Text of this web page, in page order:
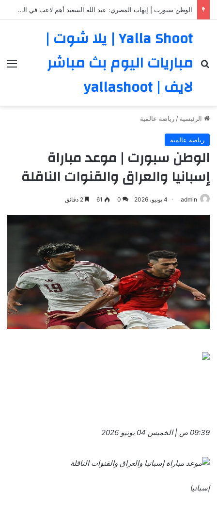
الوطن سبورت | إيهاب المصري: عبد الله السعيد أهم لاعب في الزمالك.. ورحيله سيكون أزمة كبيرة
Yalla Shoot | يلا شوت |
مباريات اليوم بث مباشر
لايف | yallashoot
بحث عن
الرئيسية / رياضة عالمية
رياضة عالمية
الوطن سبورت | موعد مباراة
إسبانيا والعراق والقنوات الناقلة
admin 4 يونيو، 2026 0
61
09:39 ص | الخميس 04 يونيو 2026
إسبانيا